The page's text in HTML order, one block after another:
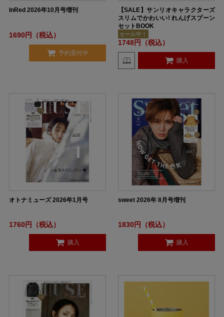
InRed 2026年10月号増刊
1690円（税込）
予約受付中
【SALE】サンリオキャラクターズ
スリムでかわいい! れんげスプーン
セットBOOK
セール中！
1748円（税込）
購入
オトナミューズ 2026年1月号
1760円（税込）
購入
sweet 2026年 8月号増刊
1830円（税込）
購入